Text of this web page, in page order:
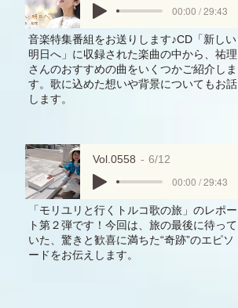
00:00 / 29:43
音楽特集番組をお送りします♪CD「新しい
明日へ」に収録された楽曲の中から、祐理
さんのおすすめの曲をいくつかご紹介しま
す。歌に込めた想いや背景についてもお話
します。
Vol.0558 6/12
00:00 / 29:43
「モリユリと行くトルコ歌の旅」のレポー
ト第２弾です！今回は、旅の最後に待って
いた、驚きと歓喜に満ちた“奇跡”のエピソ
ードをお伝えします。